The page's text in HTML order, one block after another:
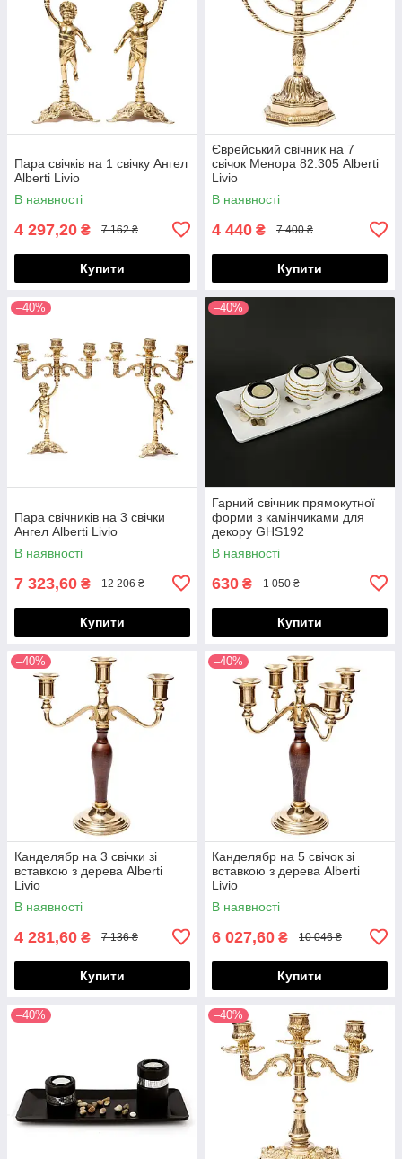
Пара свічків на 1 свічку Ангел
Alberti Livio
В наявності
4 297,20 ₴ 7 162 ₴
Купити
Єврейський свічник на 7
свічок Менора 82.305 Alberti
Livio
В наявності
4 440 ₴ 7 400 ₴
Купити
–40%
Пара свічників на 3 свічки
Ангел Alberti Livio
В наявності
7 323,60 ₴ 12 206 ₴
Купити
–40%
Гарний свічник прямокутної
форми з камінчиками для
декору GHS192
В наявності
630 ₴ 1 050 ₴
Купити
–40%
Канделябр на 3 свічки зі
вставкою з дерева Alberti
Livio
В наявності
4 281,60 ₴ 7 136 ₴
Купити
–40%
Канделябр на 5 свічок зі
вставкою з дерева Alberti
Livio
В наявності
6 027,60 ₴ 10 046 ₴
Купити
–40% –40%